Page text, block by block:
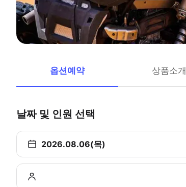
옵션예약 상품소개
날짜 및 인원 선택
2026.08.06(목)